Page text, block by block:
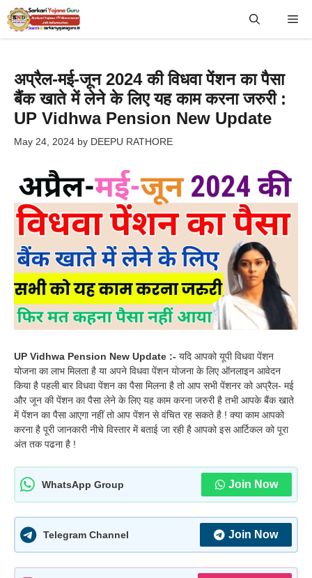
Skip
to
अप्रैल-मई-जून 2024 की विधवा पेंशन का पैसा
बैंक खाते में लेने के लिए यह काम करना जरुरी :
UP Vidhwa Pension New Update
May 24, 2024 by DEEPU RATHORE
UP Vidhwa Pension New Update :- यदि आपको यूपी विधवा पेंशन
योजना का लाभ मिलता है या अपने विधवा पेंशन योजना के लिए ऑनलाइन आवेदन
किया है पहली बार विधवा पेंशन का पैसा मिलना है तो आप सभी पेंशनर को अप्रैल- मई
और जून की पेंशन का पैसा लेने के लिए यह काम करना जरुरी है तभी आपके बैंक खाते
में पेंशन का पैसा आएगा नहीं तो आप पेंशन से वंचित रह सकते है ! क्या काम आपको
करना है पूरी जानकारी नीचे विस्तार में बताई जा रही है आपको इस आर्टिकल को पूरा
अंत तक पढना है !
WhatsApp Group Join Now
Telegram Channel Join Now